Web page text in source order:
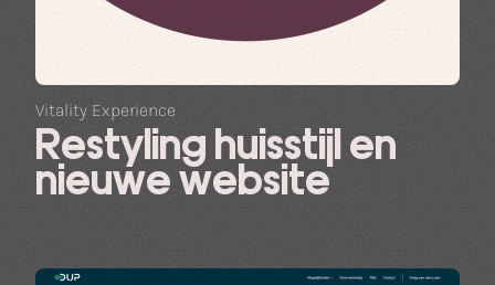
Vitality Experience
Restyling huisstijl en
nieuwe website